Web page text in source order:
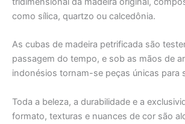
como sílica, quartzo ou calcedônia.
As cubas de madeira petrificada são
passagem do tempo, e sob as mãos de
indonésios tornam-se peças únicas para
Toda a beleza, a durabilidade e a
formato, texturas e nuances de cor são